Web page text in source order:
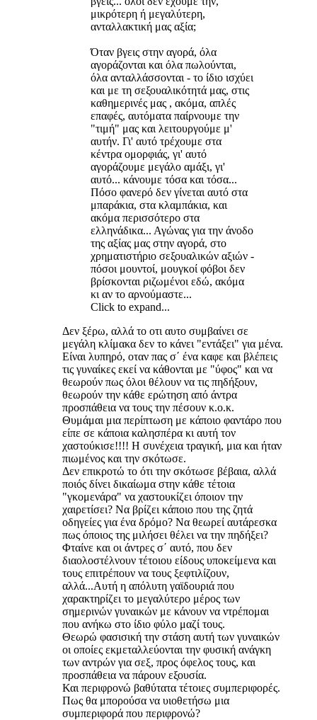
μικρότερη ή μεγαλύτερη,
ανταλλακτική μας αξία;
Όταν βγεις στην αγορά, όλα
αγοράζονται και όλα πωλούνται,
όλα ανταλλάσσονται - το ίδιο ισχύει
και με τη σεξουαλικότητά μας, στις
καθημερινές μας , ακόμα, απλές
επαφές, αυτόματα παίρνουμε την
"τιμή" μας και λειτουργούμε μ'
αυτήν. Γι' αυτό τρέχουμε στα
κέντρα ομορφιάς, γι' αυτό
αγοράζουμε μεγάλο αμάξι, γι'
αυτό... κάνουμε τόσα και τόσα...
Πόσο φανερό δεν γίνεται αυτό στα
μπαράκια, στα κλαμπάκια, και
ακόμα περισσότερο στα
ελληνάδικα... Αγώνας για την άνοδο
της αξίας μας στην αγορά, στο
χρηματιστήριο σεξουαλικών αξιών -
πόσοι μουντοί, μουγκοί φόβοι δεν
βρίσκονται ριζωμένοι εδώ, ακόμα
κι αν το αρνούμαστε...
Click to expand...
Δεν ξέρω, αλλά το οτι αυτο συμβαίνει σε
μεγάλη κλίμακα δεν το κάνει "εντάξει" για μένα.
Είναι λυπηρό, οταν πας σ΄ ένα καφε και βλέπεις
τις γυναίκες εκεί να κάθονται με "ύφος" και να
θεωρούν πως όλοι θέλουν να τις πηδήξουν,
θεωρούν την κάθε ερώτηση από άντρα
προσπάθεια να τους την πέσουν κ.ο.κ.
Θυμάμαι μια περίπτωση με κάποιο φαντάρο που
είπε σε κάποια καλησπέρα κι αυτή τον
χαστούκισε!!!! Η συνέχεια τραγική, μια και ήταν
πιωμένος και την σκότωσε.
Δεν επικροτώ το ότι την σκότωσε βέβαια, αλλά
ποιός δίνει δικαίωμα στην κάθε τέτοια
"γκομενάρα" να χαστουκίζει όποιον την
χαιρετίσει? Να βρίζει κάποιο που της ζητά
οδηγείες για ένα δρόμο? Να θεωρεί αυτάρεσκα
πως όποιος της μιλήσει θέλει να την πηδήξει?
Φταίνε και οι άντρες σ΄ αυτό, που δεν
διαολοστέλνουν τέτοιου είδους υποκείμενα και
τους επιτρέπουν να τους ξεφτιλίζουν,
αλλά...Αυτή η απόλυτη γαϊδουριά που
χαρακτηρίζει το μεγαλύτερο μέρος των
σημερινών γυναικών με κάνουν να ντρέπομαι
που ανήκω στο ίδιο φύλο μαζί τους.
Θεωρώ φασισική την στάση αυτή των γυναικών
οι οποίες εκμεταλλεύονται την φυσική ανάγκη
των αντρών για σεξ, προς όφελος τους, και
προσπάθεια να πάρουν εξουσία.
Και περιφρονώ βαθύτατα τέτοιες συμπεριφορές.
Πως θα μπορούσα να υιοθετήσω μια
συμπεριφορά που περιφρονώ?